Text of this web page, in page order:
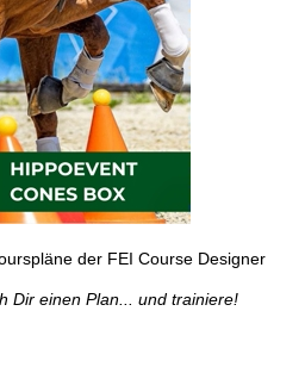
der FEI Course Designer
Dir einen Plan... und trainiere!